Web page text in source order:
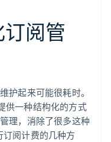
阅管
护起来可能很耗时。
供一种结构化的方式
理，消除了很多这种
阅计费的几种方